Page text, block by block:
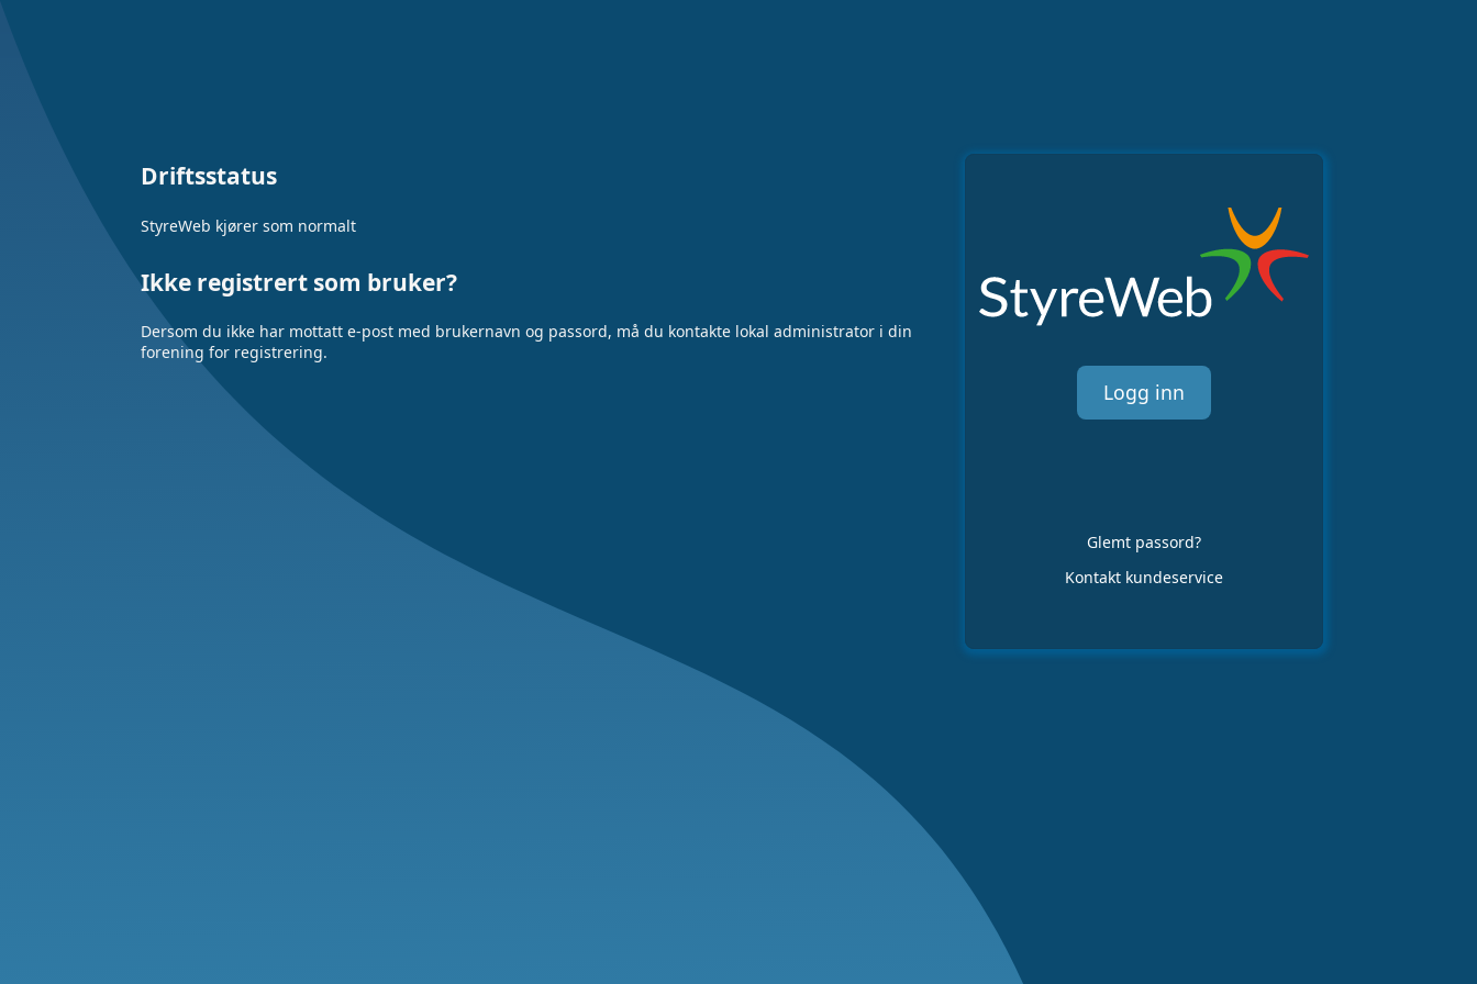
Driftsstatus
StyreWeb kjører som normalt
Ikke registrert som bruker?
Dersom du ikke har mottatt e-post med brukernavn og passord, må du kontakte lokal administrator i din
forening for registrering.
Logg inn
Glemt passord?
Kontakt kundeservice